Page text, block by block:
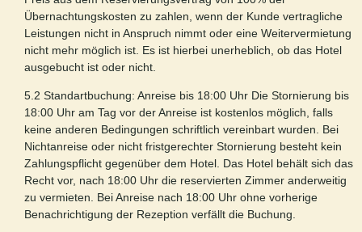
Übernachtungskosten zu zahlen, wenn der Kunde vertragliche
Leistungen nicht in Anspruch nimmt oder eine Weitervermietung
nicht mehr möglich ist. Es ist hierbei unerheblich, ob das Hotel
ausgebucht ist oder nicht.
5.2 Standartbuchung: Anreise bis 18:00 Uhr Die Stornierung bis
18:00 Uhr am Tag vor der Anreise ist kostenlos möglich, falls
keine anderen Bedingungen schriftlich vereinbart wurden. Bei
Nichtanreise oder nicht fristgerechter Stornierung besteht kein
Zahlungspflicht gegenüber dem Hotel. Das Hotel behält sich das
Recht vor, nach 18:00 Uhr die reservierten Zimmer anderweitig
zu vermieten. Bei Anreise nach 18:00 Uhr ohne vorherige
Benachrichtigung der Rezeption verfällt die Buchung.